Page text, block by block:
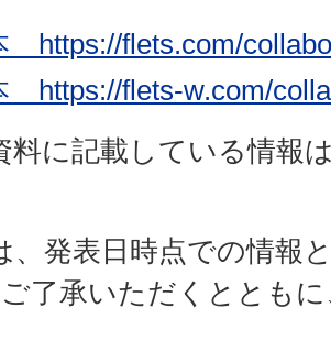
https://flets.com/
https://flets-w.com/
料に記載している情報
、発表日時点での情報
了承いただくととも